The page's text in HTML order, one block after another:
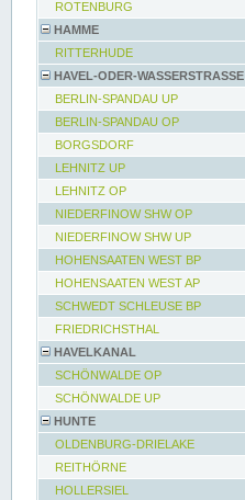
ROTENBURG
HAMME
RITTERHUDE
HAVEL-ODER-WASSERSTRASSE
BERLIN-SPANDAU UP
BERLIN-SPANDAU OP
BORGSDORF
LEHNITZ UP
LEHNITZ OP
NIEDERFINOW SHW OP
NIEDERFINOW SHW UP
HOHENSAATEN WEST BP
HOHENSAATEN WEST AP
SCHWEDT SCHLEUSE BP
FRIEDRICHSTHAL
HAVELKANAL
SCHÖNWALDE OP
SCHÖNWALDE UP
HUNTE
OLDENBURG-DRIELAKE
REITHÖRNE
HOLLERSIEL